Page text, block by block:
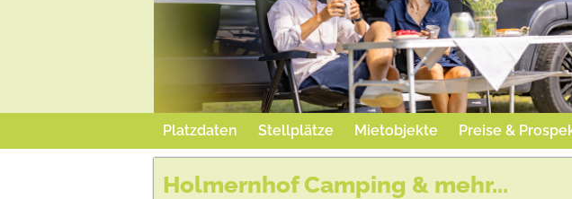
Platzdaten Stellplätze Mietobjekte Preise &
Holmernhof Camping & mehr...